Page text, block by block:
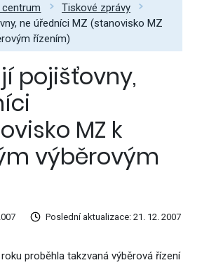
Tiskové zprávy
ne úředníci MZ (stanovisko MZ
řízením)
pojišťovny,
MZ k
výběrovým
Poslední aktualizace: 21. 12. 2007
proběhla takzvaná výběrová řízení